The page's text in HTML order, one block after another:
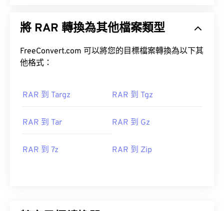
將 RAR 轉換為其他檔案類型
FreeConvert.com 可以將您的目標檔案轉換為以下其
他格式：
RAR 到 Targz RAR 到 Tgz
RAR 到 Tar RAR 到 Gz
RAR 到 7z RAR 到 Zip